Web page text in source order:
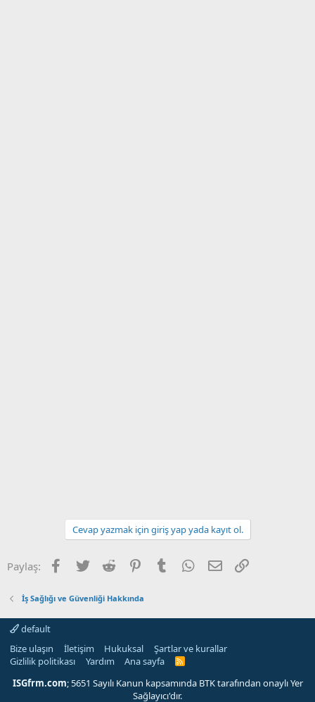
Cevap yazmak için giriş yap yada kayıt ol.
Paylaş: Facebook
Twitter Reddit PinterestTumblr WhatsApp
E-posta
İş Sağlığı ve Güvenliği Hakkında
default
Bize ulaşın
İletişim Hukuksal
Şartlar ve kurallar
Gizlilik politikası
Yardım Ana sayfa
R
S
ISGfrm.com; 5651 Sayılı Kanun kapsamında BTK tarafından onaylı Yer
Sağlayıcı'dır.